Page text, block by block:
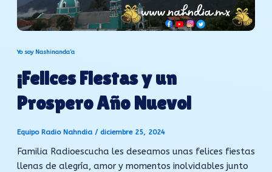
Yo soy Nashinanda’a
¡Felices Fiestas y un
Prospero Año Nuevo!
Equipo Radio Nahndia / diciembre 25, 2024
Familia Radioescucha les deseamos unas felices fiestas
llenas de alegría, amor y momentos inolvidables junto